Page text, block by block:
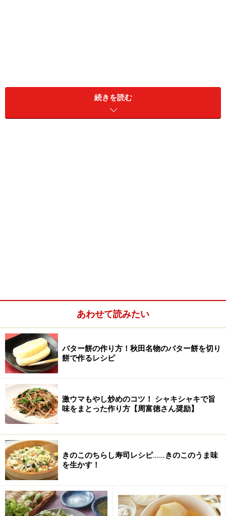
ニンニク
トマト水煮缶
コーン水煮缶
ヤングコーン
こしょう 少々
小麦粉
チキンコンソメ 固形1/2コ
続きを読む
あわせて読みたい
バター餅の作り方！秋田名物のバター餅を切り
餅で作るレシピ
激ウマもやし炒めのコツ！ シャキシャキで旨
味をまとった作り方【周富徳さん奨励】
きのこのちらし寿司レシピ……きのこのうま味
を生かす！